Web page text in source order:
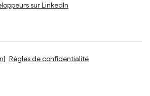
sur LinkedIn
Règles de confidentialité